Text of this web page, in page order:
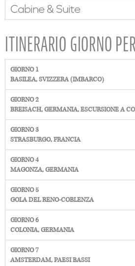
Cabine & Suite
ITINERARIO GIORNO
GIORNO 1
BASILEA, SVIZZERA (IMBARCO)
GIORNO 2
BREISACH, GERMANIA, ESCURSIONE A
GIORNO 3
STRASBURGO, FRANCIA
GIORNO 4
MAGONZA, GERMANIA
GIORNO 5
GOLA DEL RENO-COBLENZA
GIORNO 6
COLONIA, GERMANIA
GIORNO 7
AMSTERDAM, PAESI BASSI